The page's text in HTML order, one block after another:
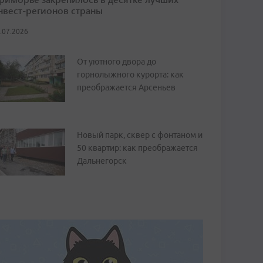
регионов страны
От уютного двора до
горнолыжного курорта: как
преображается Арсеньев
Новый парк, сквер с фонтаном и
50 квартир: как преображается
Дальнегорск